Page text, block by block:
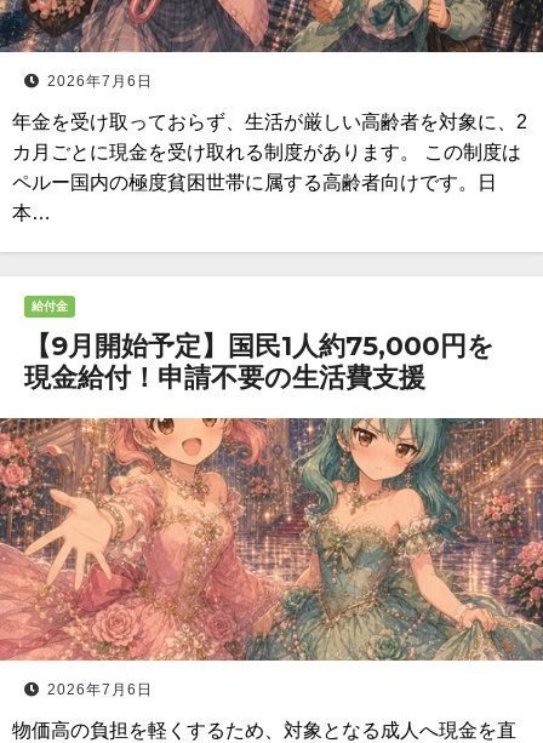
2026年7月6日
年金を受け取っておらず、生活が厳しい高齢者を対象に、2
カ月ごとに現金を受け取れる制度があります。 この制度は
ペルー国内の極度貧困世帯に属する高齢者向けです。日
本…
給付金
【9月開始予定】国民1人約75,000円を
現金給付！申請不要の生活費支援
2026年7月6日
物価高の負担を軽くするため、対象となる成人へ現金を直